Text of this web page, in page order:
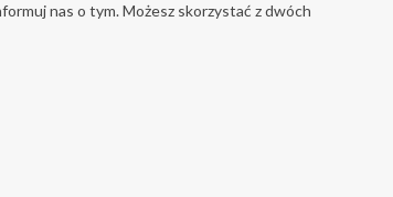
nas o tym. Możesz skorzystać z dwóch